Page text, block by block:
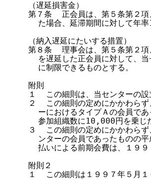
（遅延損害金）
第７条  正会員は、第５条第２項
た場合、延滞期間に対して年
（納入遅延にたいする措置）
第８条  理事会は、第５条第２項
を遅延した正会員に対して、
  に制限できるものとする。
附則
１  この細則は、当センターの
２  この細則の定めにかかわら
ーにおけるタイプＡの会員で
参加組織数に10,000円を乗じ
３  この細則の定めにかかわら
ンターの会員であったものの
払いによる前期会費は、１９
附則２
１  この細則は１９９７年５月１